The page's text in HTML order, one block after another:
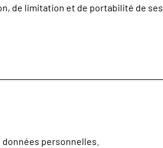
de limitation et de portabilité de ses
personnelles.